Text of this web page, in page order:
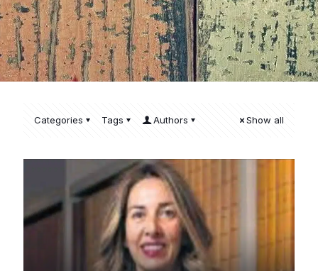
Categories Tags Authors Show all